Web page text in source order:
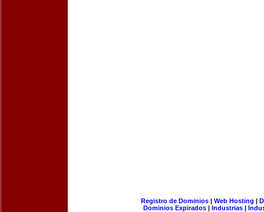
Registro de Dominios| Web Hosting |
Dominios Expirados | Industrias |